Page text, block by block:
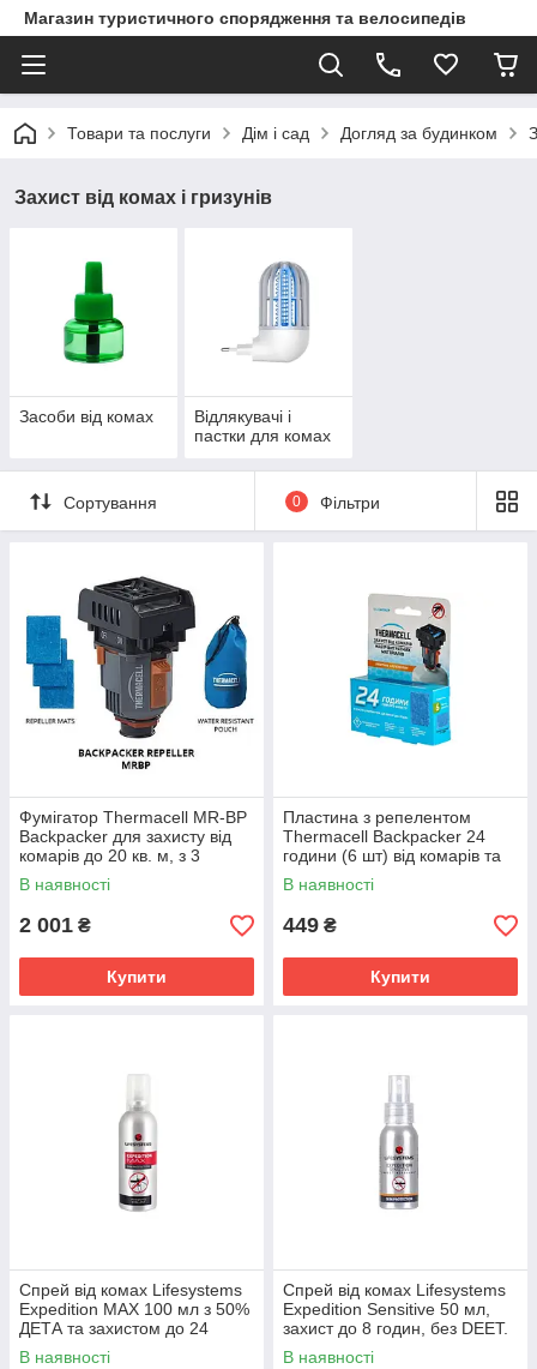
Магазин туристичного спорядження та велосипедів
Товари та послуги Дім і сад Догляд за будинком
Захист від комах і гризунів
Засоби від комах
Відлякувачі і
пастки для комах
Сортування 0 Фільтри
Фумігатор Thermacell MR-BP
Backpacker для захисту від
комарів до 20 кв. м, з 3
картриджами
В наявності
2 001 ₴
Купити
Пластина з репелентом
Thermacell Backpacker 24
години (6 шт) від комарів та
москитів
В наявності
449 ₴
Купити
Спрей від комах Lifesystems
Expedition MAX 100 мл з 50%
ДЕТА та захистом до 24
годин.
В наявності
Спрей від комах Lifesystems
Expedition Sensitive 50 мл,
захист до 8 годин, без DEET.
В наявності